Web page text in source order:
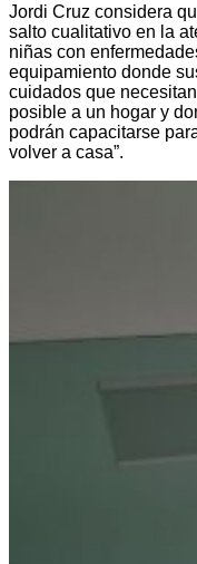
Jordi Cruz considera
salto cualitativo en la
niñas con
equipamiento donde
cuidados que
posible a un hogar y
podrán capacitarse
volver a casa”.